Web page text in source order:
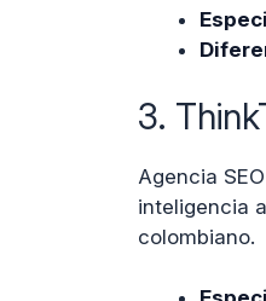
3.
Agencia
inteligencia
colombiano.